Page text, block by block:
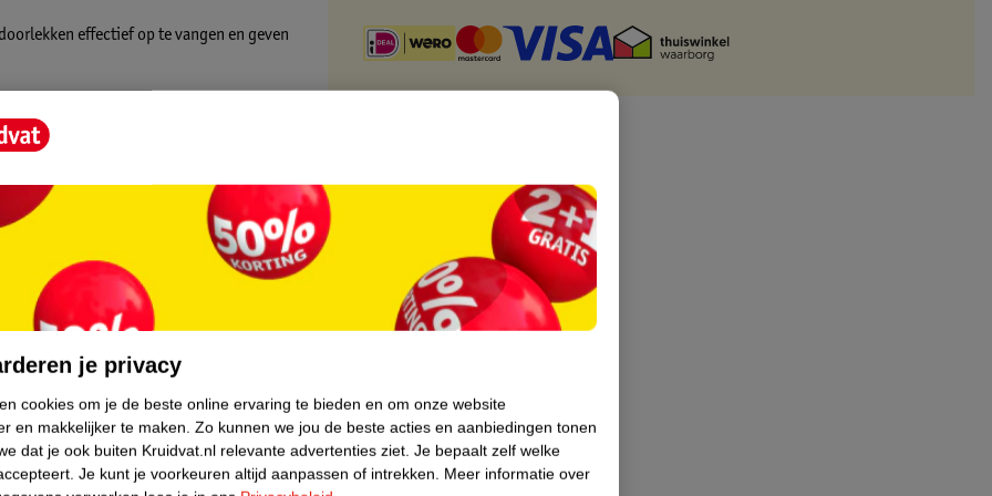
effectief op te vangen en geven
je lichaam aan, terwijl de vergrendelde
chemicaliën, chloorbleekmiddel en
met je mee. Kies de bescherming die
Tampons:
die veilige bescherming tegen
groeven en extra beschermende
chemicaliën, chloorbleekmiddel of
je privacy
cookies om je de beste online ervaring te bieden en om onze website
en makkelijker te maken. Zo kunnen we jou de beste acties en aanbiedingen tonen
dat je ook buiten Kruidvat.nl relevante advertenties ziet. Je bepaalt zelf welke
Je kunt je voorkeuren altijd aanpassen of intrekken. Meer informatie over